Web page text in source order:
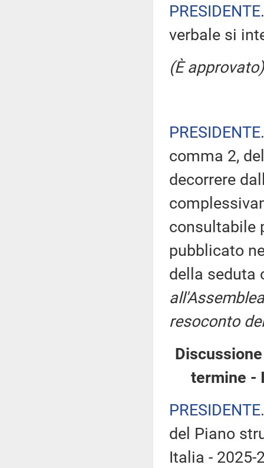
PRESIDENTE
verbale si
(È approvato)
PRESIDENTE
comma 2,
decorrere
consultabile
pubblicato
della seduta
resoconto
termine -
PRESIDENTE
del Piano
Italia - 2025-